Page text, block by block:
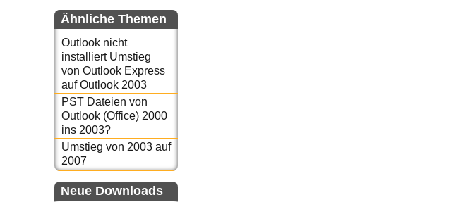
Ähnliche Themen
Outlook nicht
installiert Umstieg
von Outlook Express
auf Outlook 2003
PST Dateien von
Outlook (Office) 2000
ins 2003?
Umstieg von 2003 auf
2007
Neue Downloads